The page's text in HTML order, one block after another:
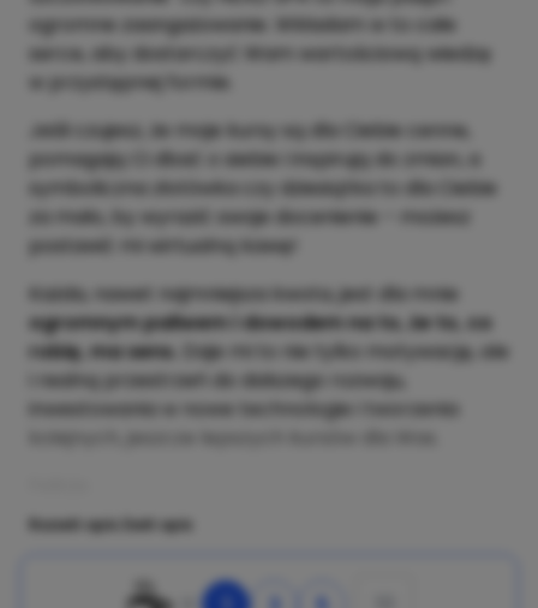
ogromne zaangażowanie. Wkładam w to całe
serce, aby dostarczyć Wam wartościową wiedzę
w przystępnej formie.
Jeśli czujesz, że moje kursy są dla Ciebie cenne,
pomagają Ci dbać o siebie i inspirują do zmian, a
symboliczna złotówka czy dziesiątka to dla Ciebie
za mało, by wyrazić swoje docenienie – możesz
postawić mi wirtualną kawę!
Każda, nawet najmniejsza kwota, jest dla mnie
ogromnym paliwem i dowodem na to, że to, co
robię, ma sens.
Daje mi to nie tylko motywację, ale
i realną przestrzeń do dalszego rozwoju,
inwestowania w nowe technologie i tworzenia
Rozwiń opis Zwiń opis